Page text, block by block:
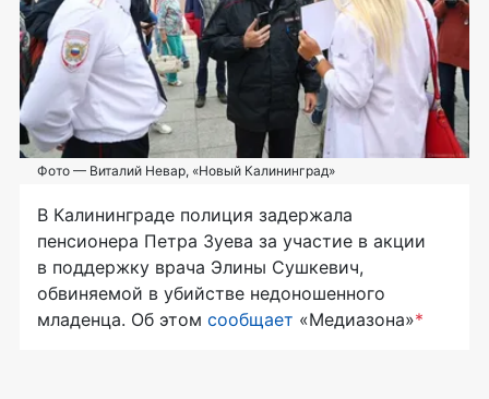
Фото — Виталий Невар, «Новый Калининград»
В Калининграде полиция задержала
пенсионера Петра Зуева за участие в акции
в поддержку врача Элины Сушкевич,
обвиняемой в убийстве недоношенного
младенца. Об этом сообщает «Медиазона»*